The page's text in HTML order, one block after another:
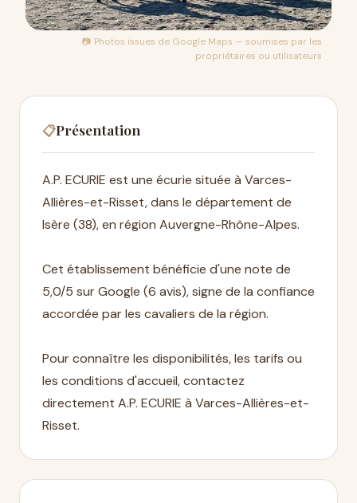
📷 Photos issues de Google Maps — soumises par les
propriétaires ou utilisateurs
📋Présentation
A.P. ECURIE est une écurie située à Varces-
Allières-et-Risset, dans le département de
Isère (38), en région Auvergne-Rhône-Alpes.
Cet établissement bénéficie d'une note de
5,0/5 sur Google (6 avis), signe de la confiance
accordée par les cavaliers de la région.
Pour connaître les disponibilités, les tarifs ou
les conditions d'accueil, contactez
directement A.P. ECURIE à Varces-Allières-et-
Risset.